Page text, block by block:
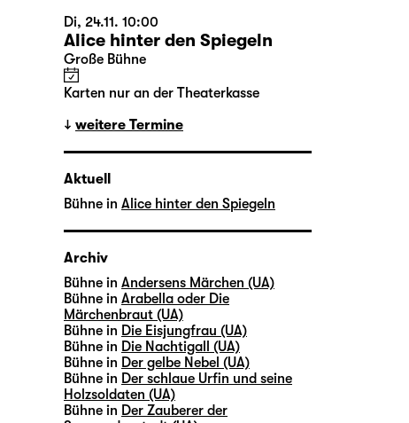
Di, 24.11. 10:00
Alice hinter den Spiegeln
Große Bühne
Karten nur an der Theaterkasse
weitere Termine
Aktuell
Bühne in Alice hinter den Spiegeln
Archiv
Bühne in Andersens Märchen (UA)
Bühne in Arabella oder Die
Märchenbraut (UA)
Bühne in Die Eisjungfrau (UA)
Bühne in Die Nachtigall (UA)
Bühne in Der gelbe Nebel (UA)
Bühne in Der schlaue Urfin und seine
Holzsoldaten (UA)
Bühne in Der Zauberer der